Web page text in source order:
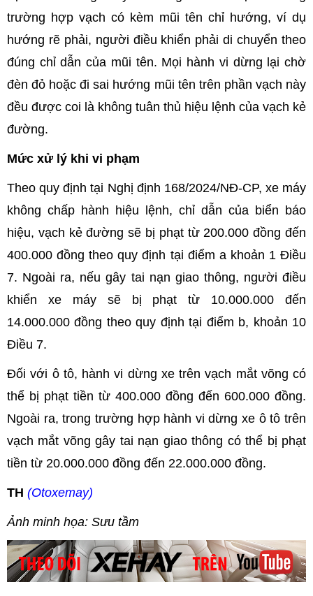
trường hợp vạch có kèm mũi tên chỉ hướng, ví dụ
hướng rẽ phải, người điều khiển phải di chuyển theo
đúng chỉ dẫn của mũi tên. Mọi hành vi dừng lại chờ
đèn đỏ hoặc đi sai hướng mũi tên trên phần vạch này
đều được coi là không tuân thủ hiệu lệnh của vạch kẻ
đường.
Mức xử lý khi vi phạm
Theo quy định tại Nghị định 168/2024/NĐ-CP, xe máy
không chấp hành hiệu lệnh, chỉ dẫn của biển báo
hiệu, vạch kẻ đường sẽ bị phạt từ 200.000 đồng đến
400.000 đồng theo quy định tại điểm a khoản 1 Điều
7. Ngoài ra, nếu gây tai nạn giao thông, người điều
khiển xe máy sẽ bị phạt từ 10.000.000 đến
14.000.000 đồng theo quy định tại điểm b, khoản 10
Điều 7.
Đối với ô tô, hành vi dừng xe trên vạch mắt võng có
thể bị phạt tiền từ 400.000 đồng đến 600.000 đồng.
Ngoài ra, trong trường hợp hành vi dừng xe ô tô trên
vạch mắt võng gây tai nạn giao thông có thể bị phạt
tiền từ 20.000.000 đồng đến 22.000.000 đồng.
TH (Otoxemay)
Ảnh minh họa: Sưu tầm